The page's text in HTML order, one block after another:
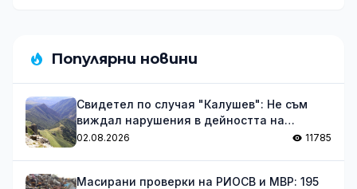
Популярни новини
Свидетел по случая "Калушев": Не съм
виждал нарушения в дейността на
групата
02.08.2026 11785
Масирани проверки на РИОСВ и МВР: 195